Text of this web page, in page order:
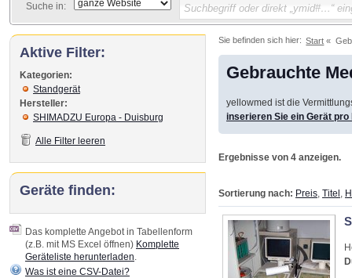
Suche in:
Sie befinden sich hier: Start
Gebrauchte
yellowmed ist die
inserieren Sie ein Gerät
Ergebnisse von 4 anzeigen.
Sortierung nach: Preis Titel
Aktive Filter:
Kategorien:
Standgerät
Hersteller:
SHIMADZU Europa - Duisburg
Alle Filter leeren
Geräte finden:
Das komplette Angebot in Tabellenform
(z.B. mit MS Excel öffnen) Komplette
Geräteliste herunterladen
Was ist eine CSV-Datei?